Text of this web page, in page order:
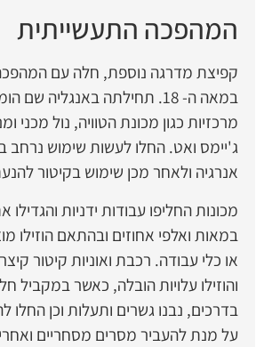
המהפכה התעשייתית
קפיצת מדרגה נוספת, חלה עם
במאה ה- 18. תחילתה באנגליה
מרכזיות כגון מכונת הטוויה, נול מכני
ג'יימס ואט. החלו לעשות שימוש
אנרגיה ולאחר מכן שימוש בקיטור
מכונות החליפו עבודות ידניות
במאות ואלפי אחוזים ובהתאם הוזילו
או כלי עבודה. רכבת ואוניות קיטור
והוזילו עלויות הובלה, כאשר במקביל
בדרכים, נבנו גשרים ותעלות וכן
על מנת להעביר מסרים מסחריים